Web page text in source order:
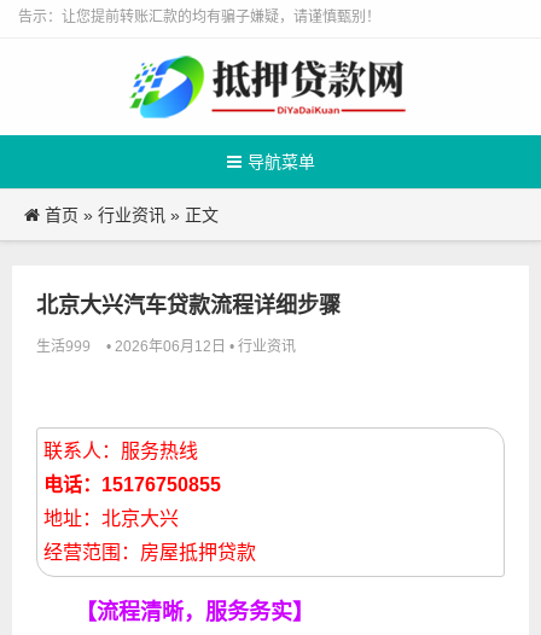
告示：让您提前转账汇款的均有骗子嫌疑，请谨慎甄别！
导航菜单
首页 » 行业资讯 » 正文
北京大兴汽车贷款流程详细步骤
生活999 • 2026年06月12日 • 行业资讯
联系人：服务热线
电话：15176750855
地址：北京大兴
经营范围：房屋抵押贷款
【流程清晰，服务务实】